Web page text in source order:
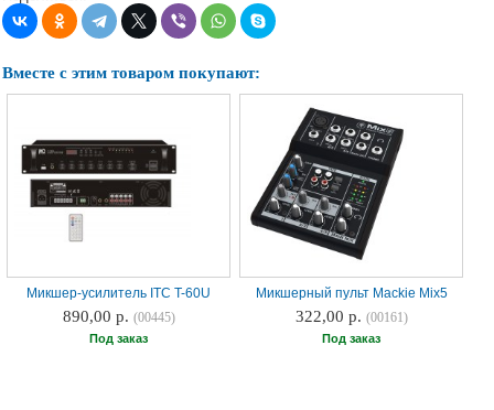
Вместе с этим товаром покупают:
Микшер-усилитель ITC T-60U
890,00 р. (00445)
Под заказ
Микшерный пульт Mackie Mix5
322,00 р. (00161)
Под заказ